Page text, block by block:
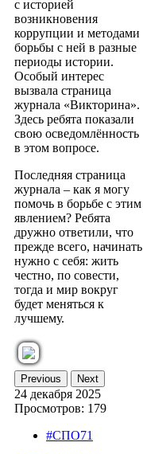
Previous Next
24 декабря 2025
Просмотров: 179
с историей
возникновения
коррупции и методами
борьбы с ней в разные
периоды истории.
Особый интерес
вызвала страница
журнала «Викторина».
Здесь ребята показали
свою осведомлённость
в этом вопросе.
Последняя страница
журнала – как я могу
помочь в борьбе с этим
явлением? Ребята
дружно ответили, что
прежде всего, начинать
нужно с себя: жить
честно, по совести,
тогда и мир вокруг
будет меняться к
лучшему.
#СПО71